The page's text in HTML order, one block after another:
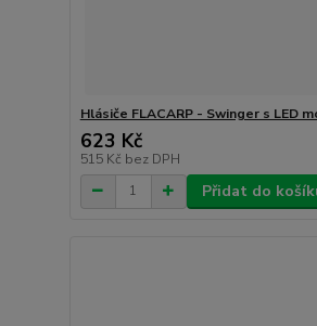
Hlásiče FLACARP - Swinger s LED
623 Kč
515 Kč bez DPH
Přidat do